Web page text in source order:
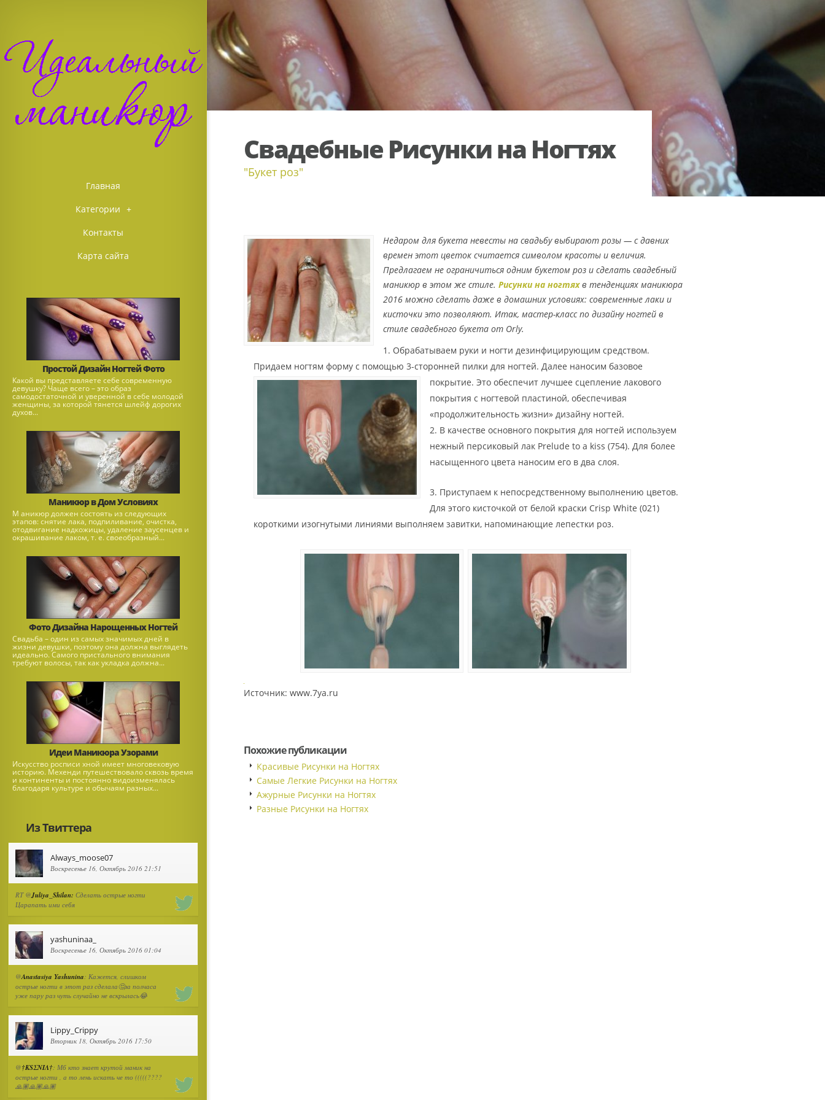
Главная
Категории +
Контакты
Карта сайта
Простой Дизайн Ногтей Фото
Какой вы представляете себе современную
девушку? Чаще всего – это образ
самодостаточной и уверенной в себе молодой
женщины, за которой тянется шлейф дорогих
духов...
Маникюр в Дом Условиях
М аникюр должен состоять из следующих
этапов: снятие лака, подпиливание, очистка,
отодвигание надкожицы, удаление заусенцев и
окрашивание лаком, т. е. своеобразный...
Фото Дизайна Нарощенных Ногтей
Свадьба – один из самых значимых дней в
жизни девушки, поэтому она должна выглядеть
идеально. Самого пристального внимания
требуют волосы, так как укладка должна...
Идеи Маникюра Узорами
Искусство росписи хной имеет многовековую
историю. Мехенди путешествовало сквозь время
и континенты и постоянно видоизменялась
благодаря культуре и обычаям разных...
Из Твиттера
Always_moose07
Воскресенье 16, Октябрь 2016 21:51
RT @Juliya_Shilan: Сделать острые ногти
Царапать ими себя
yashuninaa_
Воскресенье 16, Октябрь 2016 01:04
@Anastasiya Yashunina: Кажется, слишком
острые ногти в этот раз сделала🤔за полчаса
уже пару раз чуть случайно не вскрылась😂
Lippy_Crippy
Вторник 18, Октябрь 2016 17:50
@†ΚSΣΝΙΛ†: Мб кто знает крутой маник на
острые ногти , а то лень искать че то (((((????
🙏🏽🙏🏽🙏🏽
Свадебные Рисунки на Ногтях
"Букет роз"
Недаром для букета невесты на свадьбу выбирают розы — с давних
времен этот цветок считается символом красоты и величия.
Предлагаем не ограничиться одним букетом роз и сделать свадебный
маникюр в этом же стиле. Рисунки на ногтяхв тенденциях маникюра
2016 можно сделать даже в домашних условиях: современные лаки и
кисточки это позволяют. Итак, мастер-класс по дизайну ногтей в
стиле свадебного букета от Orly.
Обрабатываем руки и ногти дезинфицирующим средством.
Придаем ногтям форму с помощью 3-сторонней пилки для ногтей. Далее наносим базовое
покрытие. Это обеспечит лучшее сцепление лакового
покрытия с ногтевой пластиной, обеспечивая
«продолжительность жизни» дизайну ногтей.
В качестве основного покрытия для ногтей используем
нежный персиковый лак Prelude to a kiss (754). Для более
насыщенного цвета наносим его в два слоя.
Приступаем к непосредственному выполнению цветов.
Для этого кисточкой от белой краски Crisp White (021)
короткими изогнутыми линиями выполняем завитки, напоминающие лепестки роз.
Источник: www.7ya.ru
Похожие публикации
Красивые Рисунки на Ногтях
Самые Легкие Рисунки на Ногтях
Ажурные Рисунки на Ногтях
Разные Рисунки на Ногтях